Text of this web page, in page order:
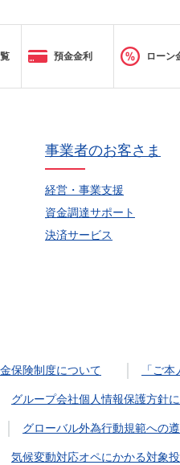
預金金利 ローン
事業者のお客さま
経営・事業支援
資金調達サポート
決済サービス
保険制度について 「ご
グループ会社個人情報保護方針
グローバル外為行動規範への
気候変動対応オペにかかる対象